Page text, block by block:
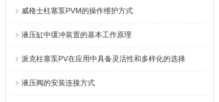
威格士柱塞泵PVM的操作维护方式
液压缸中缓冲装置的基本工作原理
派克柱塞泵PV在应用中具备灵活性和多样化的选择
液压阀的安装连接方式